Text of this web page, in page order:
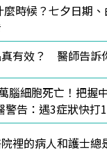
麼時候？七夕日期
真有效？ 醫師告訴
腦細胞死亡！把握
警告：遇3症狀快打
裡的病人和護士總